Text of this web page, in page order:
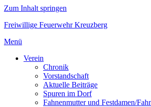
Zum Inhalt springen
Freiwillige Feuerwehr Kreuzberg
Menü
Verein
Chronik
Vorstandschaft
Aktuelle Beiträge
Spuren im Dorf
Fahnenmutter und Festdamen/